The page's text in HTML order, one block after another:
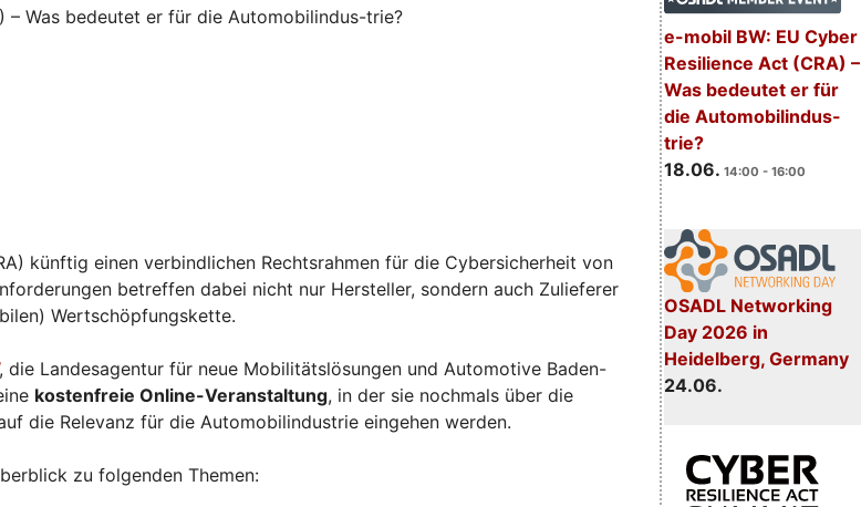
e-mobil BW: EU Cyber
Resilience Act (CRA) –
Was bedeutet er für
die Automobilindus-
trie?
18.06. 14:00 - 16:00
OSADL Networking
Day 2026 in
Heidelberg, Germany
24.06.
– Was bedeutet er für die Automobilindus-trie?
künftig einen verbindlichen Rechtsrahmen für die Cybersicherheit von
betreffen dabei nicht nur Hersteller, sondern auch Zulieferer
Wertschöpfungskette.
, die Landesagentur für neue Mobilitätslösungen und Automotive Baden-
kostenfreie Online-Veranstaltung, in der sie nochmals über die
die Relevanz für die Automobilindustrie eingehen werden.
zu folgenden Themen: